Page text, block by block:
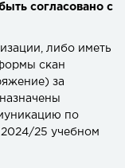
согласовано с
либо иметь
скан
за
по
25 учебном